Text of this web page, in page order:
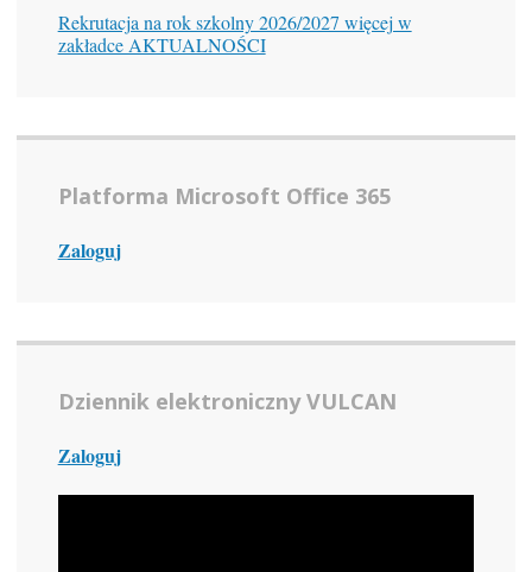
Rekrutacja na rok szkolny 2026/2027 więcej w
zakładce AKTUALNOŚCI
Platforma Microsoft Office 365
Zaloguj
Dziennik elektroniczny VULCAN
Zaloguj